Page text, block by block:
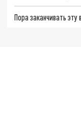
Пора заканчивать эту